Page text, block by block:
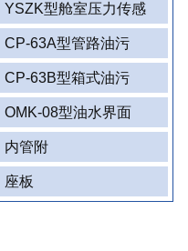
YSZK型舱室压力传感
CP-63A型管路油污
CP-63B型箱式油污
OMK-08型油水界面
内管附
座板